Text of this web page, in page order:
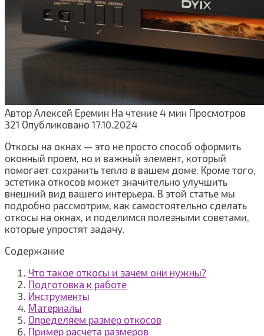
Автор Алексей Еремин На чтение 4 мин Просмотров
321 Опубликовано 17.10.2024
Откосы на окнах — это не просто способ оформить
оконный проем, но и важный элемент, который
помогает сохранить тепло в вашем доме. Кроме того,
эстетика откосов может значительно улучшить
внешний вид вашего интерьера. В этой статье мы
подробно рассмотрим, как самостоятельно сделать
откосы на окнах, и поделимся полезными советами,
которые упростят задачу.
Содержание
Что такое откосы и зачем они нужны?
Подготовка к работе
Инструменты
Материалы
Определяем размер откосов
Пример расчета размеров